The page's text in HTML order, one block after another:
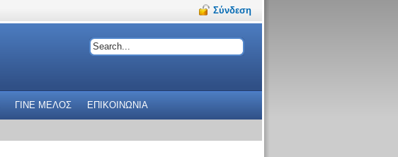
Σύνδεση
ΓΙΝΕ ΜΕΛΟΣ ΕΠΙΚΟΙΝΩΝΙΑ